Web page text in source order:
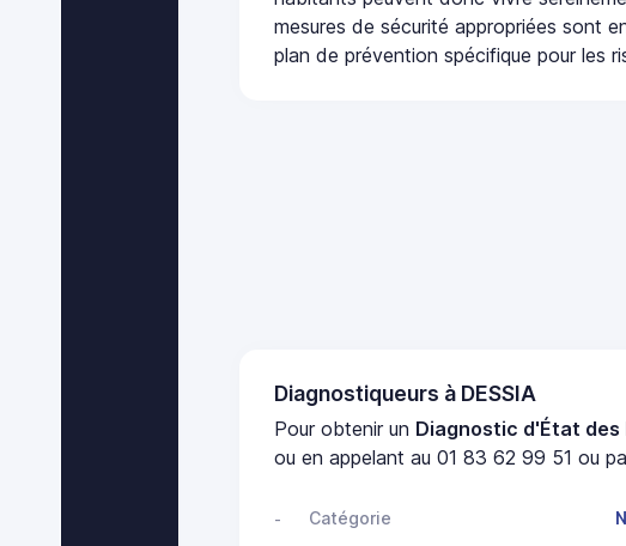
mesures de sécurité appropriées sont
plan de prévention spécifique pour les
Diagnostiqueurs à DESSIA
Pour obtenir un Diagnostic d'État des
ou en appelant au 01 83 62 99 51 ou
- Catégorie